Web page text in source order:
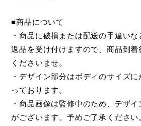
■商品について
・商品に破損または配送の手違い
返品を受け付けますので、商品到
くださいませ。
・デザイン部分はボディのサイズ
っております。
・商品画像は監修中のため、デザ
がございます。予めご了承ください